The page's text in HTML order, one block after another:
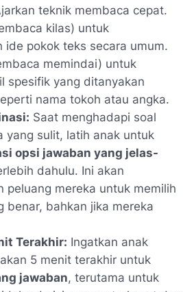
teknik membaca cepat.
kilas) untuk
ide pokok teks secara umum.
memindai) untuk
spesifik yang ditanyakan
nama tokoh atau angka.
Saat menghadapi soal
yang sulit, latih anak untuk
opsi jawaban yang jelas-
dahulu. Ini akan
peluang mereka untuk memilih
benar, bahkan jika mereka
Terakhir: Ingatkan anak
5 menit terakhir untuk
jawaban, terutama untuk